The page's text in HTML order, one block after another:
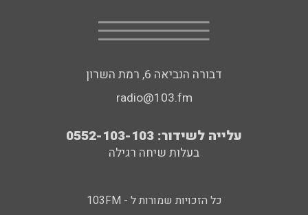
דבורה הנביאה 6, רמת השרון
radio@103.fm
עלייה לשידור: 0552-103-103
בעלות שיחה רגילה
כל הזכויות שמורות ל - 103FM